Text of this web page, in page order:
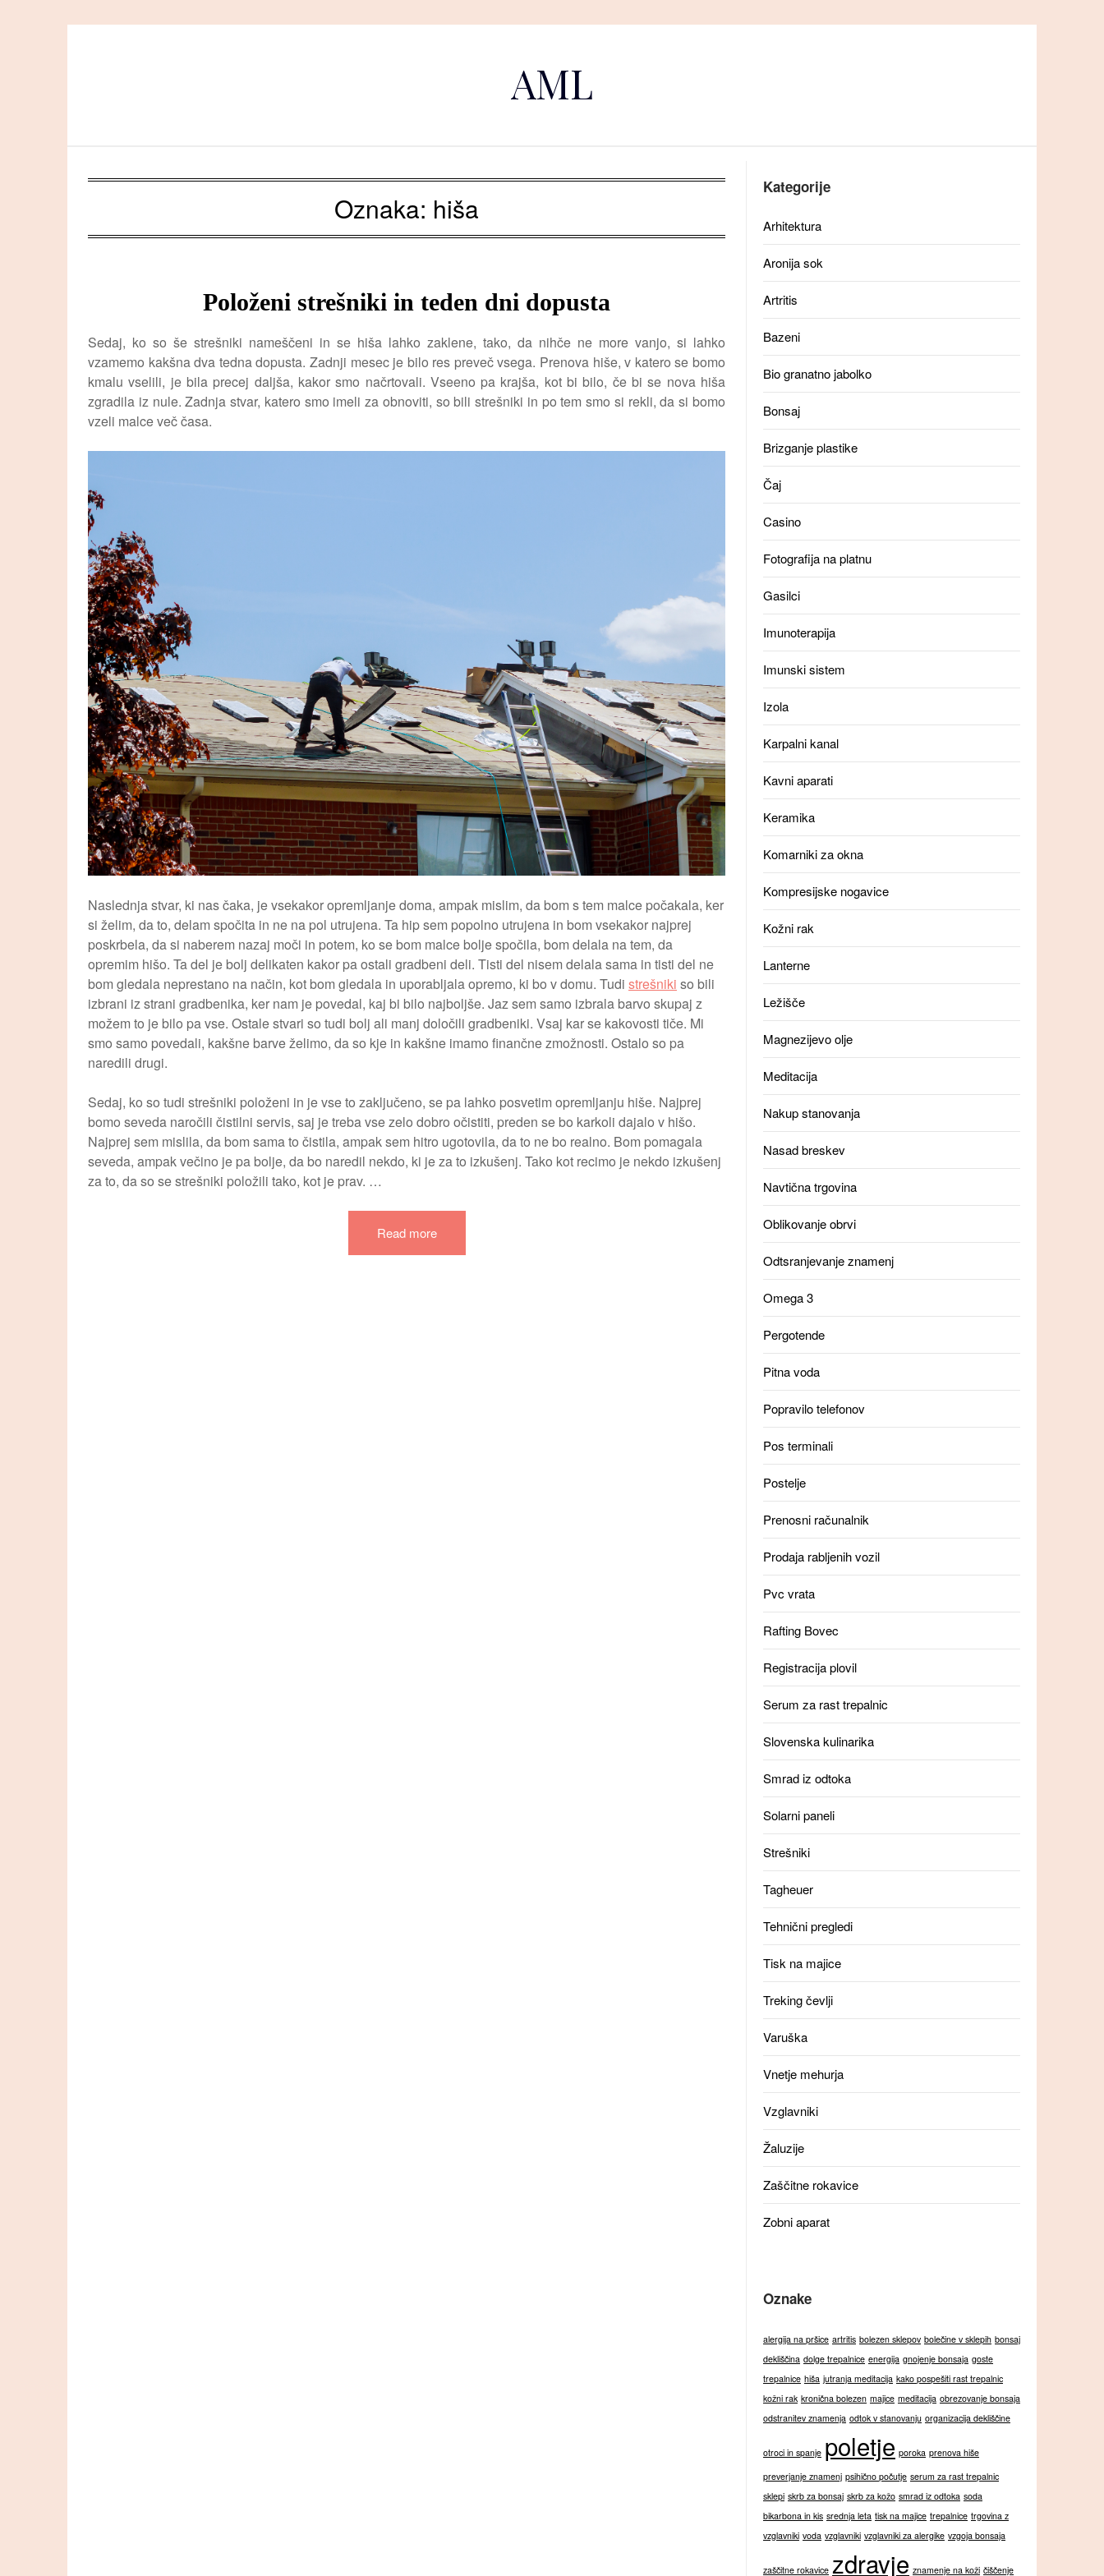
AML
Oznaka: hiša
Položeni strešniki in teden dni dopusta
Sedaj, ko so še strešniki nameščeni in se hiša lahko zaklene, tako, da nihče ne more vanjo, si lahko
vzamemo kakšna dva tedna dopusta. Zadnji mesec je bilo res preveč vsega. Prenova hiše, v katero se bomo
kmalu vselili, je bila precej daljša, kakor smo načrtovali. Vseeno pa krajša, kot bi bilo, če bi se nova hiša
zgradila iz nule. Zadnja stvar, katero smo imeli za obnoviti, so bili strešniki in po tem smo si rekli, da si bomo
vzeli malce več časa.
Naslednja stvar, ki nas čaka, je vsekakor opremljanje doma, ampak mislim, da bom s tem malce počakala, ker
si želim, da to, delam spočita in ne na pol utrujena. Ta hip sem popolno utrujena in bom vsekakor najprej
poskrbela, da si naberem nazaj moči in potem, ko se bom malce bolje spočila, bom delala na tem, da
opremim hišo. Ta del je bolj delikaten kakor pa ostali gradbeni deli. Tisti del nisem delala sama in tisti del ne
bom gledala neprestano na način, kot bom gledala in uporabljala opremo, ki bo v domu. Tudi strešniki so bili
izbrani iz strani gradbenika, ker nam je povedal, kaj bi bilo najboljše. Jaz sem samo izbrala barvo skupaj z
možem to je bilo pa vse. Ostale stvari so tudi bolj ali manj določili gradbeniki. Vsaj kar se kakovosti tiče. Mi
smo samo povedali, kakšne barve želimo, da so kje in kakšne imamo finančne zmožnosti. Ostalo so pa
naredili drugi.
Sedaj, ko so tudi strešniki položeni in je vse to zaključeno, se pa lahko posvetim opremljanju hiše. Najprej
bomo seveda naročili čistilni servis, saj je treba vse zelo dobro očistiti, preden se bo karkoli dajalo v hišo.
Najprej sem mislila, da bom sama to čistila, ampak sem hitro ugotovila, da to ne bo realno. Bom pomagala
seveda, ampak večino je pa bolje, da bo naredil nekdo, ki je za to izkušenj. Tako kot recimo je nekdo izkušenj
za to, da so se strešniki položili tako, kot je prav. …
Read more
Kategorije
Arhitektura
Aronija sok
Artritis
Bazeni
Bio granatno jabolko
Bonsaj
Brizganje plastike
Čaj
Casino
Fotografija na platnu
Gasilci
Imunoterapija
Imunski sistem
Izola
Karpalni kanal
Kavni aparati
Keramika
Komarniki za okna
Kompresijske nogavice
Kožni rak
Lanterne
Ležišče
Magnezijevo olje
Meditacija
Nakup stanovanja
Nasad breskev
Navtična trgovina
Oblikovanje obrvi
Odtsranjevanje znamenj
Omega 3
Pergotende
Pitna voda
Popravilo telefonov
Pos terminali
Postelje
Prenosni računalnik
Prodaja rabljenih vozil
Pvc vrata
Rafting Bovec
Registracija plovil
Serum za rast trepalnic
Slovenska kulinarika
Smrad iz odtoka
Solarni paneli
Strešniki
Tagheuer
Tehnični pregledi
Tisk na majice
Treking čevlji
Varuška
Vnetje mehurja
Vzglavniki
Žaluzije
Zaščitne rokavice
Zobni aparat
Oznake
alergija na pršice artritis bolezen sklepov bolečine v sklepih bonsaj
dekliščina dolge trepalnice energija gnojenje bonsaja goste
trepalnice hiša jutranja meditacija kako pospešiti rast trepalnic
kožni rak kronična bolezen majice meditacija obrezovanje bonsaja
odstranitev znamenja odtok v stanovanju organizacija dekliščine
otroci in spanje poletje poroka prenova hiše
preverjanje znamenj psihično počutje serum za rast trepalnic
sklepi skrb za bonsaj skrb za kožo smrad iz odtoka soda
bikarbona in kis srednja leta tisk na majice trepalnice trgovina z
vzglavniki voda vzglavniki vzglavniki za alergike vzgoja bonsaja
zaščitne rokavice zdravje znamenje na koži čiščenje